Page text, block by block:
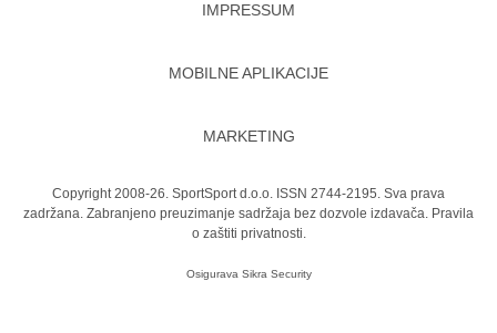
IMPRESSUM
MOBILNE APLIKACIJE
MARKETING
Copyright 2008-26. SportSport d.o.o. ISSN 2744-2195. Sva prava
zadržana. Zabranjeno preuzimanje sadržaja bez dozvole izdavača. Pravila
o zaštiti privatnosti.
Osigurava Sikra Security